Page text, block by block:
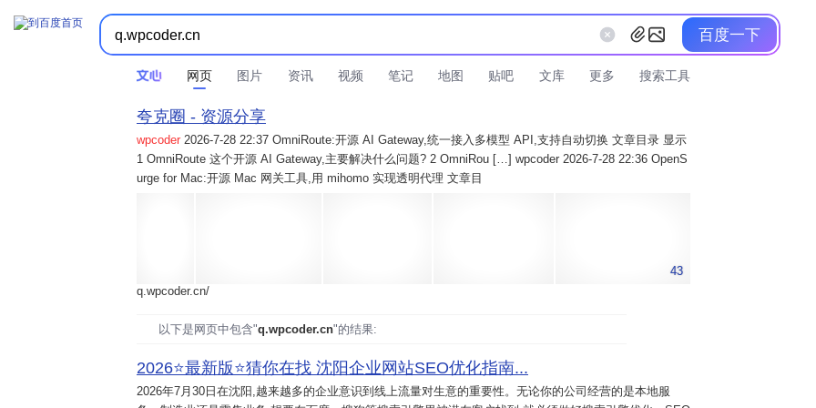
百度一下
网页 图片 资讯 视频 笔记 地图 贴吧 文库 更多 搜索工具
夸克圈 - 资源分享
wpcoder 2026-7-28 22:37 OmniRoute:开源 AI Gateway,统一接入多模型 API,支持自动切换 文章目录 显示
1 OmniRoute 这个开源 AI Gateway,主要解决什么问题? 2 OmniRou […] wpcoder 2026-7-28 22:36 OpenS
urge for Mac:开源 Mac 网关工具,用 mihomo 实现透明代理 文章目
43
q.wpcoder.cn/
以下是网页中包含"q.wpcoder.cn"的结果:
2026⭐️最新版⭐️猜你在找 沈阳企业网站SEO优化指南...
2026年7月30日在沈阳,越来越多的企业意识到线上流量对生意的重要性。无论你的公司经营的是本地服